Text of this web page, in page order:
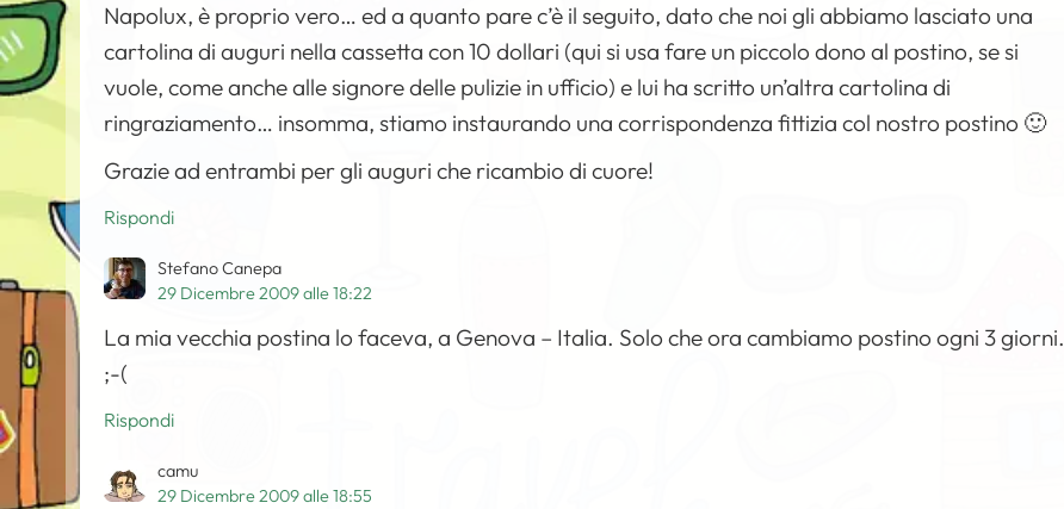
Napolux, è proprio vero… ed a quanto pare c’è il seguito, dato che noi gli abbiamo lasciato una
cartolina di auguri nella cassetta con 10 dollari (qui si usa fare un piccolo dono al postino, se si
vuole, come anche alle signore delle pulizie in ufficio) e lui ha scritto un’altra cartolina di
ringraziamento… insomma, stiamo instaurando una corrispondenza fittizia col nostro postino 🙂
Grazie ad entrambi per gli auguri che ricambio di cuore!
Rispondi
Stefano Canepa
29 Dicembre 2009 alle 18:22
La mia vecchia postina lo faceva, a Genova – Italia. Solo che ora cambiamo postino ogni 3 giorni.
;-(
Rispondi
camu
29 Dicembre 2009 alle 18:55